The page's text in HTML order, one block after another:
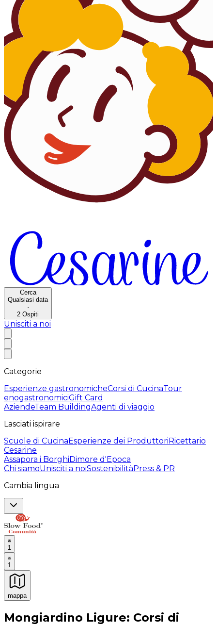
Cerca
Qualsiasi data
·
2 Ospiti
Unisciti a noi
Categorie
Esperienze gastronomicheCorsi di CucinaTour
enogastronomiciGift Card
AziendeTeam BuildingAgenti di viaggio
Lasciati ispirare
Scuole di CucinaEsperienze dei ProduttoriRicettario
Cesarine
Assapora i BorghiDimore d'Epoca
Chi siamoUnisciti a noiSostenibilitàPress & PR
Cambia lingua
1
1
mappa
Esperienze culinarie indimenticabili: Esperienze
Mongiardino Ligure: Corsi di